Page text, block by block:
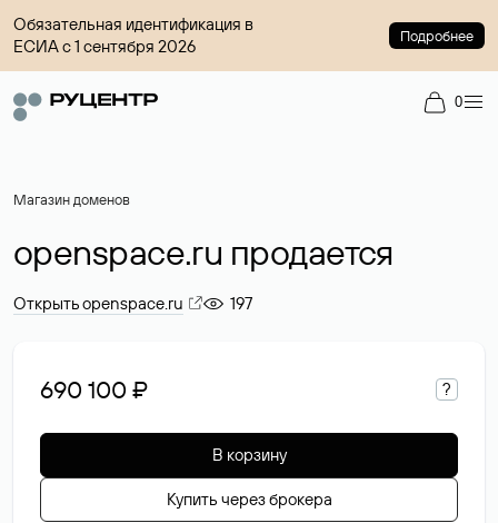
Обязательная идентификация в
ЕСИА с 1 сентября 2026
Подробнее
0
Магазин доменов
openspace.ru продается
Открыть openspace.ru 197
690 100 ₽ ?
В корзину
Купить через брокера